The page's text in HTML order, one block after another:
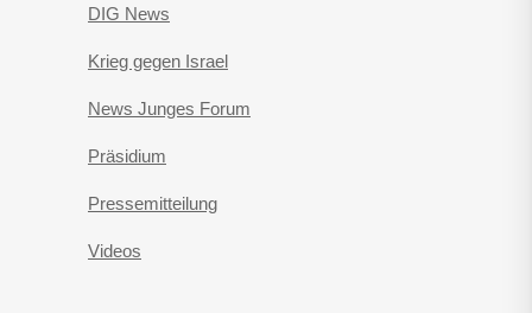
DIG News
Krieg gegen Israel
News Junges Forum
Präsidium
Pressemitteilung
Videos